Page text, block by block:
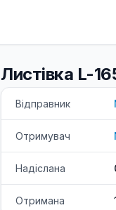
Листівка L-
Відправник
Отримувач
Надіслана
Отримана